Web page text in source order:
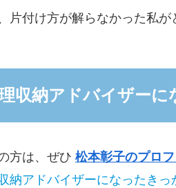
片付け方が解らなかった私
収納アドバイザーに
方は、ぜひ 松本彰子のプロ
納アドバイザーになったきっ